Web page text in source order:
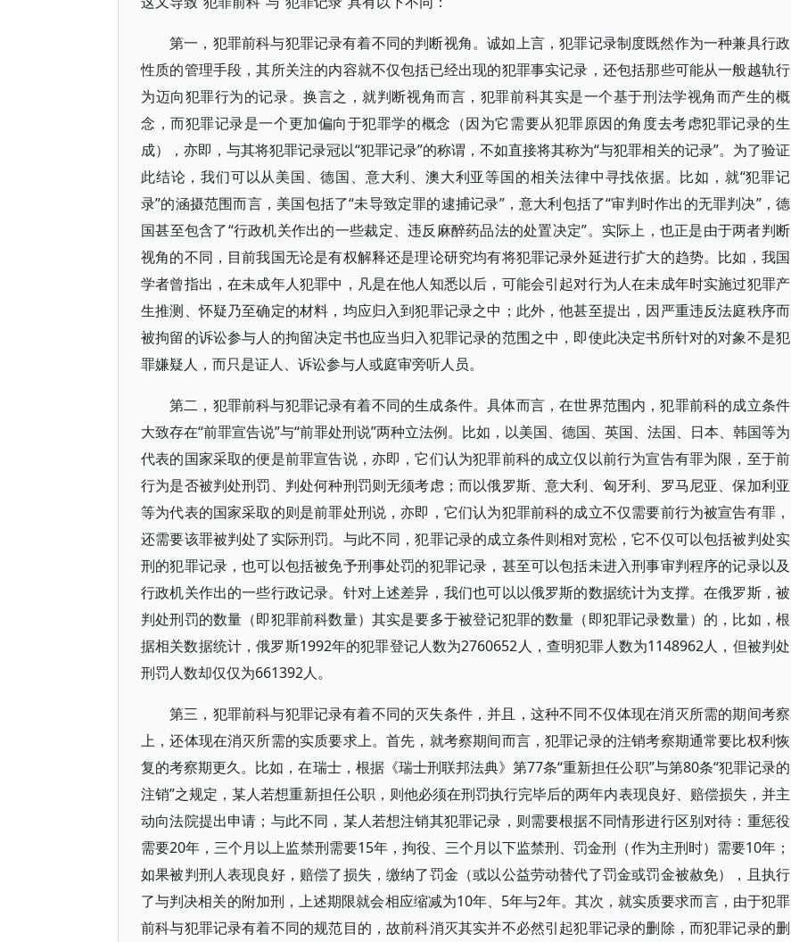
第一，犯罪前科与犯罪记录有着不同的判断视角。诚如上言，犯罪记录制度既然作为一种兼具行政
性质的管理手段，其所关注的内容就不仅包括已经出现的犯罪事实记录，还包括那些可能从一般越轨行
为迈向犯罪行为的记录。换言之，就判断视角而言，犯罪前科其实是一个基于刑法学视角而产生的概
念，而犯罪记录是一个更加偏向于犯罪学的概念（因为它需要从犯罪原因的角度去考虑犯罪记录的生
成），亦即，与其将犯罪记录冠以“犯罪记录”的称谓，不如直接将其称为“与犯罪相关的记录”。为了验证
此结论，我们可以从美国、德国、意大利、澳大利亚等国的相关法律中寻找依据。比如，就“犯罪记
录”的涵摄范围而言，美国包括了“未导致定罪的逮捕记录”，意大利包括了“审判时作出的无罪判决”，德
国甚至包含了“行政机关作出的一些裁定、违反麻醉药品法的处置决定”。实际上，也正是由于两者判断
视角的不同，目前我国无论是有权解释还是理论研究均有将犯罪记录外延进行扩大的趋势。比如，我国
学者曾指出，在未成年人犯罪中，凡是在他人知悉以后，可能会引起对行为人在未成年时实施过犯罪产
生推测、怀疑乃至确定的材料，均应归入到犯罪记录之中；此外，他甚至提出，因严重违反法庭秩序而
被拘留的诉讼参与人的拘留决定书也应当归入犯罪记录的范围之中，即使此决定书所针对的对象不是犯
罪嫌疑人，而只是证人、诉讼参与人或庭审旁听人员。
第二，犯罪前科与犯罪记录有着不同的生成条件。具体而言，在世界范围内，犯罪前科的成立条件
大致存在“前罪宣告说”与“前罪处刑说”两种立法例。比如，以美国、德国、英国、法国、日本、韩国等为
代表的国家采取的便是前罪宣告说，亦即，它们认为犯罪前科的成立仅以前行为宣告有罪为限，至于前
行为是否被判处刑罚、判处何种刑罚则无须考虑；而以俄罗斯、意大利、匈牙利、罗马尼亚、保加利亚
等为代表的国家采取的则是前罪处刑说，亦即，它们认为犯罪前科的成立不仅需要前行为被宣告有罪，
还需要该罪被判处了实际刑罚。与此不同，犯罪记录的成立条件则相对宽松，它不仅可以包括被判处实
刑的犯罪记录，也可以包括被免予刑事处罚的犯罪记录，甚至可以包括未进入刑事审判程序的记录以及
行政机关作出的一些行政记录。针对上述差异，我们也可以以俄罗斯的数据统计为支撑。在俄罗斯，被
判处刑罚的数量（即犯罪前科数量）其实是要多于被登记犯罪的数量（即犯罪记录数量）的，比如，根
据相关数据统计，俄罗斯1992年的犯罪登记人数为2760652人，查明犯罪人数为1148962人，但被判处
刑罚人数却仅仅为661392人。
第三，犯罪前科与犯罪记录有着不同的灭失条件，并且，这种不同不仅体现在消灭所需的期间考察
上，还体现在消灭所需的实质要求上。首先，就考察期间而言，犯罪记录的注销考察期通常要比权利恢
复的考察期更久。比如，在瑞士，根据《瑞士刑联邦法典》第77条“重新担任公职”与第80条“犯罪记录的
注销”之规定，某人若想重新担任公职，则他必须在刑罚执行完毕后的两年内表现良好、赔偿损失，并主
动向法院提出申请；与此不同，某人若想注销其犯罪记录，则需要根据不同情形进行区别对待：重惩役
需要20年，三个月以上监禁刑需要15年，拘役、三个月以下监禁刑、罚金刑（作为主刑时）需要10年；
如果被判刑人表现良好，赔偿了损失，缴纳了罚金（或以公益劳动替代了罚金或罚金被赦免），且执行
了与判决相关的附加刑，上述期限就会相应缩减为10年、5年与2年。其次，就实质要求而言，由于犯罪
前科与犯罪记录有着不同的规范目的，故前科消灭其实并不必然引起犯罪记录的删除，而犯罪记录的删